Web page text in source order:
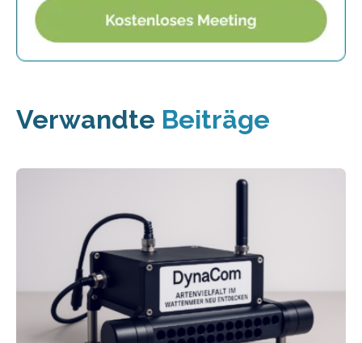
Verwandte Beiträge